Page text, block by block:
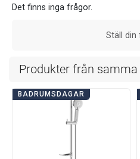
Det finns inga frågor.
Ställ din
Produkter från samma
BADRUMSDAGAR